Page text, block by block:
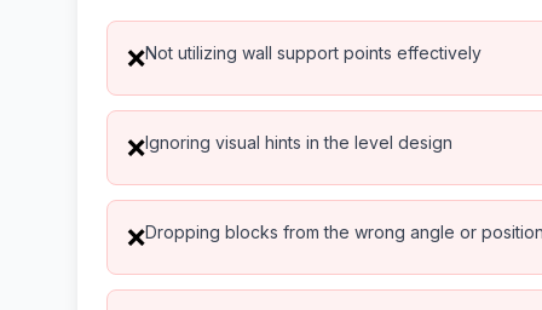
❌Not utilizing wall support points effectively
❌Ignoring visual hints in the level design
❌Dropping blocks from the wrong angle or